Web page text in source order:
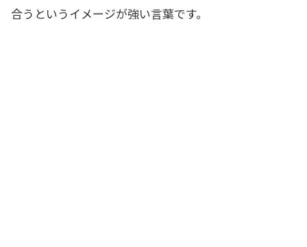
合うというイメージが強い言葉です。